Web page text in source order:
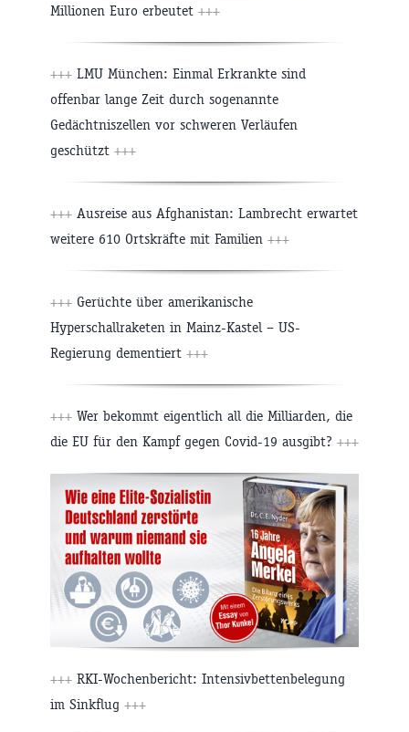
Millionen Euro erbeutet +++
+++ LMU München: Einmal Erkrankte sind
offenbar lange Zeit durch sogenannte
Gedächtniszellen vor schweren Verläufen
geschützt +++
+++ Ausreise aus Afghanistan: Lambrecht erwartet
weitere 610 Ortskräfte mit Familien +++
+++ Gerüchte über amerikanische
Hyperschallraketen in Mainz-Kastel – US-
Regierung dementiert +++
+++ Wer bekommt eigentlich all die Milliarden, die
die EU für den Kampf gegen Covid-19 ausgibt? +++
+++ RKI-Wochenbericht: Intensivbettenbelegung
im Sinkflug +++